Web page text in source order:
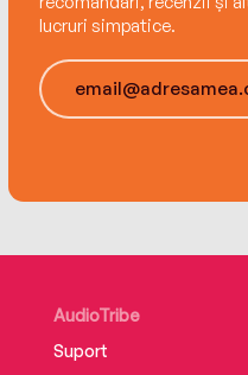
inimaginabile, dar
rugămintea lui, de
afecțiunea cu care
luptă din toate
ISBN 978-606-097-
lucruri simpatice.
AudioTribe
Suport